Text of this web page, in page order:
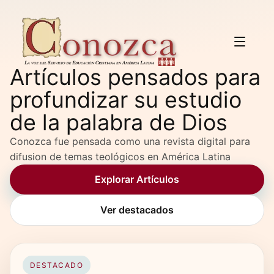
Artículos pensados para
profundizar su estudio
de la palabra de Dios
Conozca fue pensada como una revista digital para
difusion de temas teológicos en América Latina
Explorar Artículos
Ver destacados
DESTACADO